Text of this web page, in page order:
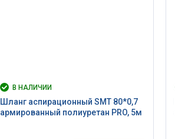
В НАЛИЧИИ
Шланг аспирационный SMT 80*0,7
армированный полиуретан PRO, 5м